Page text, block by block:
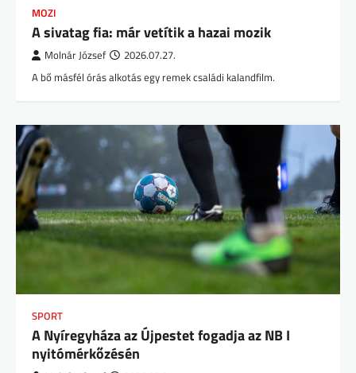
MOZI
A sivatag fia: már vetítik a hazai mozik
Molnár József 2026.07.27.
A bő másfél órás alkotás egy remek családi kalandfilm.
SPORT
A Nyíregyháza az Újpestet fogadja az NB I
nyitómérkőzésén